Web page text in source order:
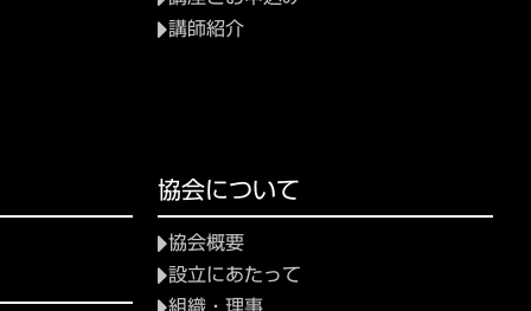
講師紹介
協会について
協会概要
設立にあたって